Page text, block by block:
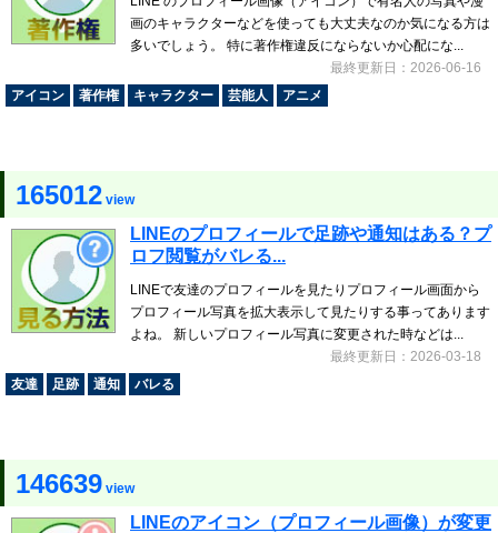
画のキャラクターなどを使っても大丈夫なのか気になる方は
多いでしょう。 特に著作権違反にならないか心配にな...
最終更新日：2026-06-16
アイコン
著作権 キャラクター 芸能人 アニメ
165012 view
LINEのプロフィールで足跡や通知はある？プ
ロフ閲覧がバレる...
LINEで友達のプロフィールを見たりプロフィール画面から
プロフィール写真を拡大表示して見たりする事ってあります
よね。 新しいプロフィール写真に変更された時などは...
最終更新日：2026-03-18
友達
足跡 通知 バレる
146639 view
LINEのアイコン（プロフィール画像）が変更